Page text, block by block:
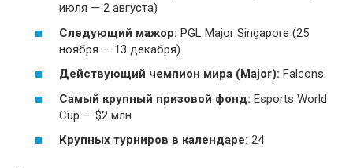
июля — 2 августа)
Следующий мажор: PGL Major Singapore (25
ноября — 13 декабря)
Действующий чемпион мира (Major): Falcons
Самый крупный призовой фонд: Esports World
Cup — $2 млн
Крупных турниров в календаре: 24